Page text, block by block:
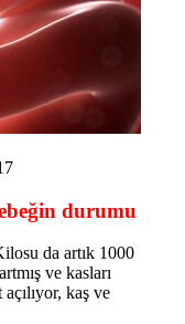
durumu
da artık 1000
ve kasları
kaş ve